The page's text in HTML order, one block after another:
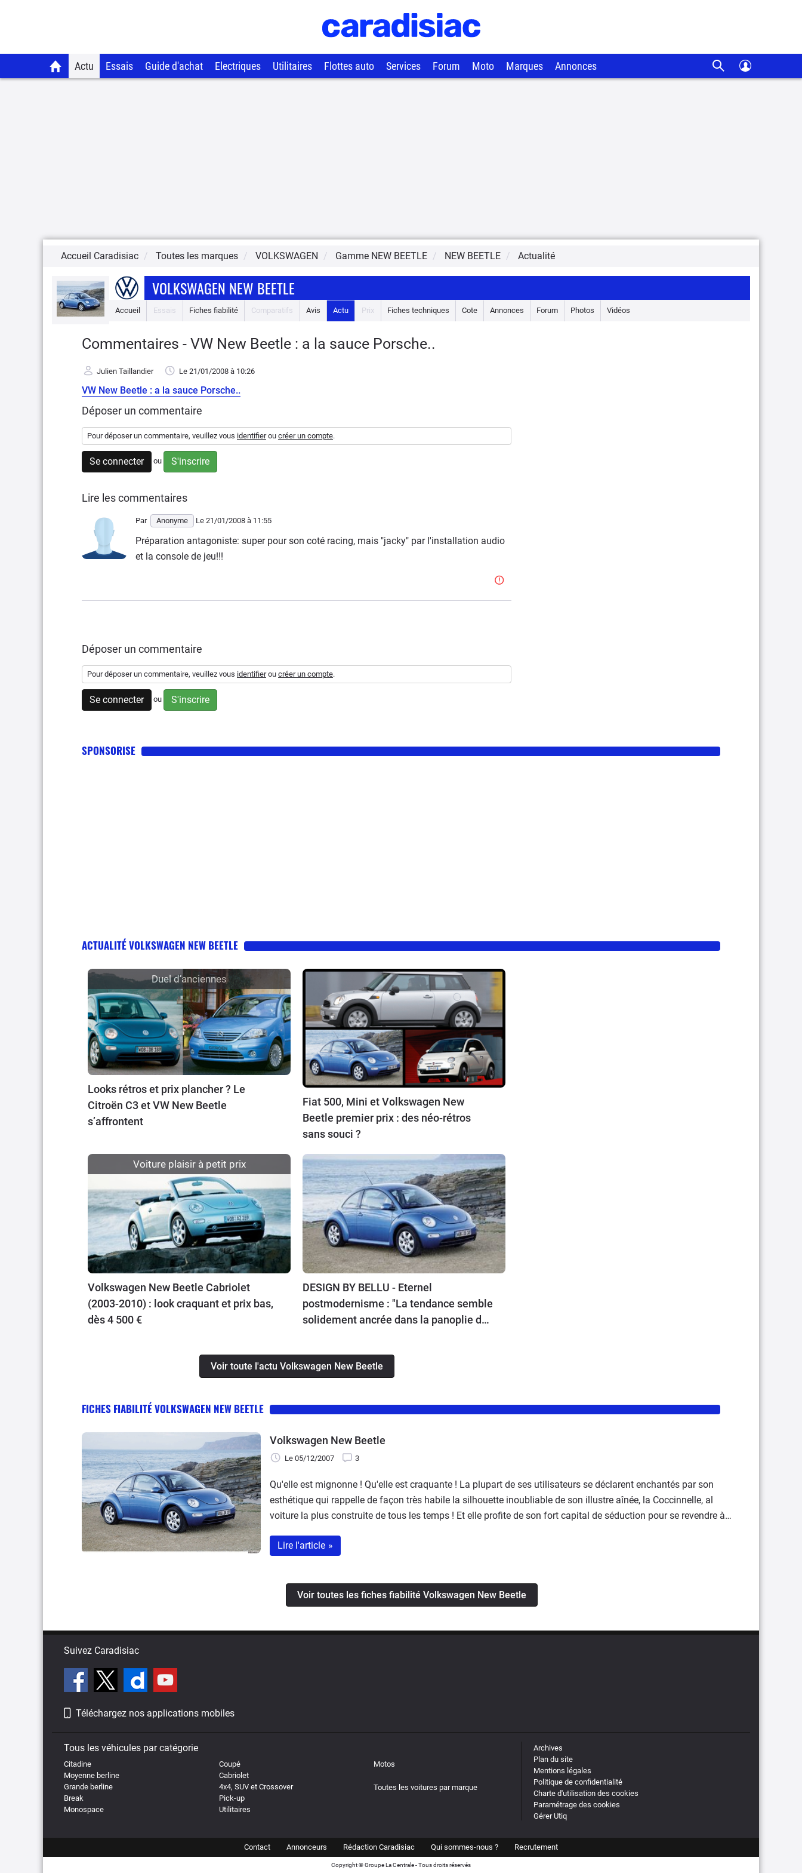
Actu Essais Guide d'achat Electriques Utilitaires Flottes auto Services Forum Moto Marques Annonces
Accueil Caradisiac Toutes les marques VOLKSWAGEN Gamme NEW BEETLE NEW BEETLE Actualité
VOLKSWAGEN NEW BEETLE
Accueil Essais Fiches fiabilité Comparatifs Avis Actu Prix Fiches techniques Cote Annonces Forum Photos Vidéos
Commentaires - VW New Beetle : a la sauce Porsche..
Julien Taillandier Le 21/01/2008 à 10:26
VW New Beetle : a la sauce Porsche..
Déposer un commentaire
Pour déposer un commentaire, veuillez vous identifierou créer un compte.
Se connecter ou S'inscrire
Lire les commentaires
Par Anonyme Le 21/01/2008 à 11:55
Préparation antagoniste: super pour son coté racing, mais "jacky" par l'installation audio
et la console de jeu!!!
Déposer un commentaire
Pour déposer un commentaire, veuillez vous identifierou créer un compte.
Se connecter ou S'inscrire
SPONSORISE
ACTUALITÉ VOLKSWAGEN NEW BEETLE
Duel d’anciennes
Looks rétros et prix plancher ? Le
Citroën C3 et VW New Beetle
s’affrontent
Fiat 500, Mini et Volkswagen New
Beetle premier prix : des néo-rétros
sans souci ?
Voiture plaisir à petit prix
Volkswagen New Beetle Cabriolet
(2003-2010) : look craquant et prix bas,
dès 4 500 €
DESIGN BY BELLU - Eternel
postmodernisme : "La tendance semble
solidement ancrée dans la panoplie des
d’aujourd’hui en mal d’inspiration".
Voir toute l'actu Volkswagen New Beetle
FICHES FIABILITÉ VOLKSWAGEN NEW BEETLE
Volkswagen New Beetle
Le 05/12/2007 3
Qu'elle est mignonne ! Qu'elle est craquante ! La plupart de ses utilisateurs se déclarent enchantés par son
esthétique qui rappelle de façon très habile la silhouette inoubliable de son illustre aînée, la Coccinnelle, al
voiture la plus construite de tous les temps ! Et elle profite de son fort capital de séduction pour se revendre à
non pas d'un jouet au rabais. Elle a été conçue avec sérieux,… même si certains points de fiabilité demeurent
Lire l'article »
Voir toutes les fiches fiabilité Volkswagen New Beetle
Suivez Caradisiac
Téléchargez nos applications mobiles
Tous les véhicules par catégorie
Citadine
Moyenne berline
Grande berline
Break
Monospace
Coupé
Cabriolet
4x4, SUV et Crossover
Pick-up
Utilitaires
Motos
Toutes les voitures par marque
Archives
Plan du site
Mentions légales
Politique de confidentialité
Charte d'utilisation des cookies
Paramétrage des cookies
Gérer Utiq
Contact Annonceurs Rédaction Caradisiac Qui sommes-nous ? Recrutement
Copyright © Groupe La Centrale - Tous droits réservés